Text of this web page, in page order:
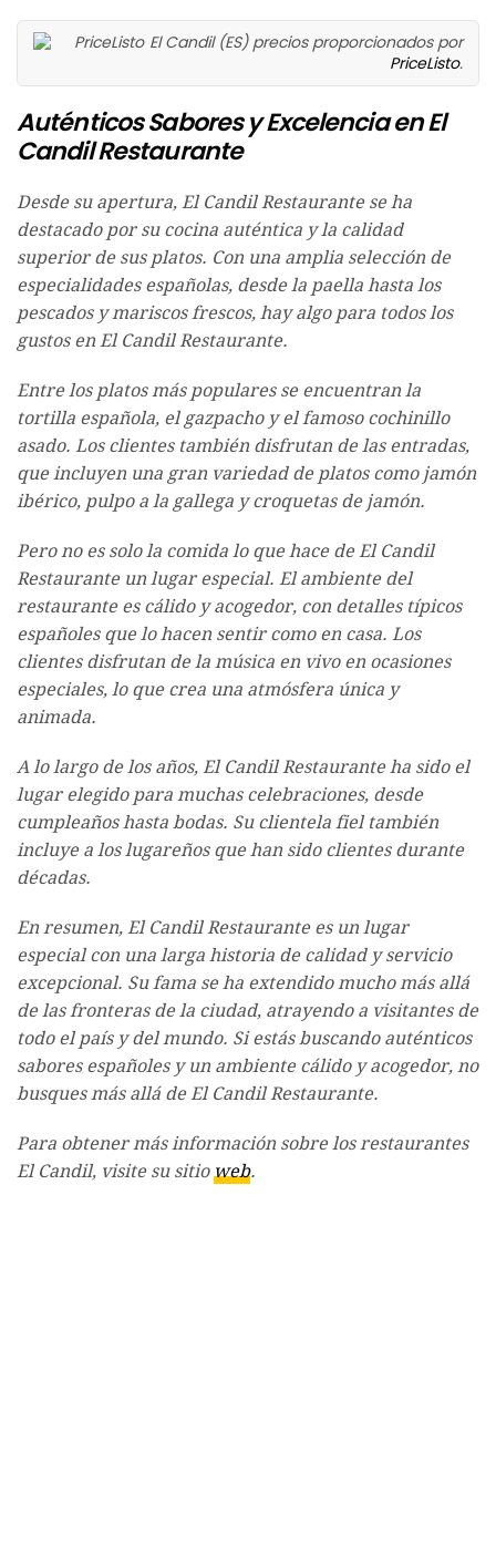
El Candil (ES) precios proporcionados por
PriceListo.
Auténticos Sabores y Excelencia en El
Candil Restaurante
Desde su apertura, El Candil Restaurante se ha
destacado por su cocina auténtica y la calidad
superior de sus platos. Con una amplia selección de
especialidades españolas, desde la paella hasta los
pescados y mariscos frescos, hay algo para todos los
gustos en El Candil Restaurante.
Entre los platos más populares se encuentran la
tortilla española, el gazpacho y el famoso cochinillo
asado. Los clientes también disfrutan de las entradas,
que incluyen una gran variedad de platos como jamón
ibérico, pulpo a la gallega y croquetas de jamón.
Pero no es solo la comida lo que hace de El Candil
Restaurante un lugar especial. El ambiente del
restaurante es cálido y acogedor, con detalles típicos
españoles que lo hacen sentir como en casa. Los
clientes disfrutan de la música en vivo en ocasiones
especiales, lo que crea una atmósfera única y
animada.
A lo largo de los años, El Candil Restaurante ha sido el
lugar elegido para muchas celebraciones, desde
cumpleaños hasta bodas. Su clientela fiel también
incluye a los lugareños que han sido clientes durante
décadas.
En resumen, El Candil Restaurante es un lugar
especial con una larga historia de calidad y servicio
excepcional. Su fama se ha extendido mucho más allá
de las fronteras de la ciudad, atrayendo a visitantes de
todo el país y del mundo. Si estás buscando auténticos
sabores españoles y un ambiente cálido y acogedor, no
busques más allá de El Candil Restaurante.
Para obtener más información sobre los restaurantes
El Candil, visite su sitioweb.